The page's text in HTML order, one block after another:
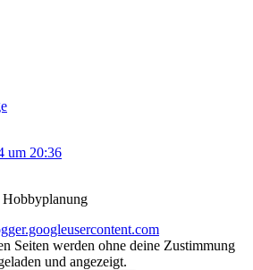
um 20:36
Seiten werden ohne deine Zustimmung
und angezeigt.